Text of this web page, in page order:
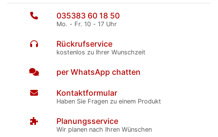
035383 60 18 50
Mo. - Fr. 10 - 17 Uhr
Rückrufservice
kostenlos zu Ihrer Wunschzeit
per WhatsApp chatten
Kontaktformular
Haben Sie Fragen zu einem Produkt
Planungsservice
Wir planen nach Ihren Wünschen